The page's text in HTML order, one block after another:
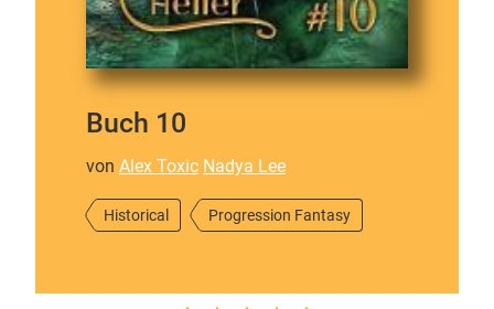
Buch 10
von Alex Toxic Nadya Lee
Historical Progression Fantasy